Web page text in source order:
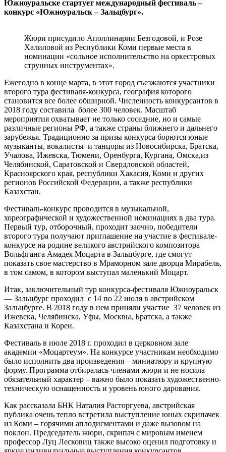
Южноуральске стартует международный фестиваль –
конкурс «Южноуральск – Зальцбург».
Жюри присудило Аполлинарии Безгодовой, и Розе
Халиловой из Республики Коми первые места в
номинации «сольное исполнительство на оркестровых
струнных инструментах».
Ежегодно в конце марта, в этот город съезжаются участники
второго тура фестиваля-конкурса, география которого
становится все более обширной. Численность конкурсантов в
2018 году составила более 300 человек. Масштаб
мероприятия охватывает не только соседние, но и самые
различные регионы РФ, а также страны ближнего и дальнего
зарубежья. Традиционно за призы конкурса борются юные
музыканты, вокалисты и танцоры из Новосибирска, Братска,
Учалова, Ижевска, Тюмени, Оренбурга, Кургана, Омска,из
Челябинской, Саратовской и Свердловской областей,
Красноярского края, республики Хакасия, Коми и других
регионов Российской Федерации, а также республики
Казахстан.
Фестиваль-конкурс проводится в музыкальной,
хореографической и художественной номинациях в два тура.
Первый тур, отборочный, проходит заочно, победители
второго тура получают приглашение на участие в фестивале-
конкурсе на родине великого австрийского композитора
Вольфганга Амадея Моцарта в Зальцбурге, где смогут
показать свое мастерство в Мраморном зале дворца Мирабель,
в том самом, в котором выступал маленький Моцарт.
Итак, заключительный тур конкурса-фестиваля Южноуральск
— Зальцбург проходил с 14 по 22 июля в австрийском
Зальцбурге. В 2018 году в нем приняли участие 37 человек из
Ижевска, Челябинска, Уфы, Москвы, Братска, а также
Казахстана и Кореи.
Фестиваль в июле 2018 г. проходил в церковном зале
академии «Моцартеум». На конкурсе участникам необходимо
было исполнить два произведения – миниатюру и крупную
форму. Программа отбиралась членами жюри и не носила
обязательный характер – важно было показать художественно-
техническую оснащенность и уровень юного дарования.
Как рассказала БНК Наталия Расторгуева, австрийская
публика очень тепло встретила выступление юных скрипачек
из Коми – горячими аплодисментами и даже вызовом на
поклон. Председатель жюри, скрипач с мировым именем
профессор Луц Лесковиц также высоко оценил подготовку и